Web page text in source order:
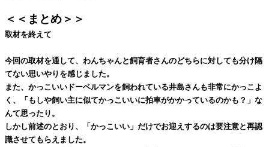
＜＜まとめ＞＞
取材を終えて
今回の取材を通して、わんちゃんと飼育者さんのどちらに対しても分け隔
てない思いやりを感じました。
また、かっこいいドーベルマンを飼われている井島さんも非常にかっこよ
く、「もしや飼い主に似てかっこいいに拍車がかかっているのかも？」な
んて思ったり。
しかし前述のとおり、「かっこいい」だけでお迎えするのは要注意と再認
識させてもらえました。